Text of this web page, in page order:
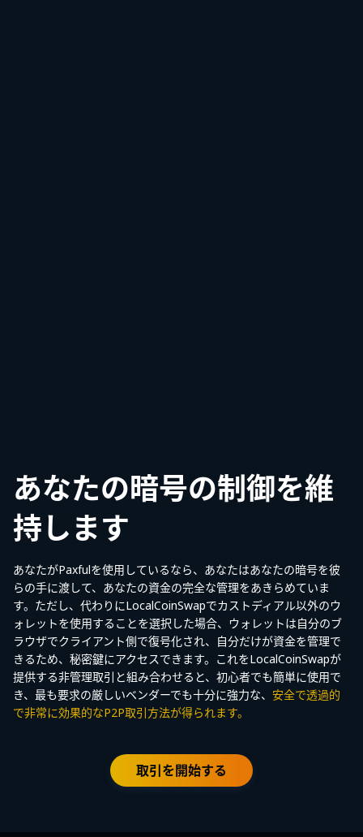
あなたの暗号の制御を維
持します
あなたがPaxfulを使用しているなら、あなたはあなたの暗号を彼
らの手に渡して、あなたの資金の完全な管理をあきらめていま
す。ただし、代わりにLocalCoinSwapでカストディアル以外のウ
ォレットを使用することを選択した場合、ウォレットは自分のブ
ラウザでクライアント側で復号化され、自分だけが資金を管理で
きるため、秘密鍵にアクセスできます。これをLocalCoinSwapが
提供する非管理取引と組み合わせると、初心者でも簡単に使用で
き、最も要求の厳しいベンダーでも十分に強力な、 安全で透過的
で非常に効果的なP2P取引方法が得られます。
取引を開始する